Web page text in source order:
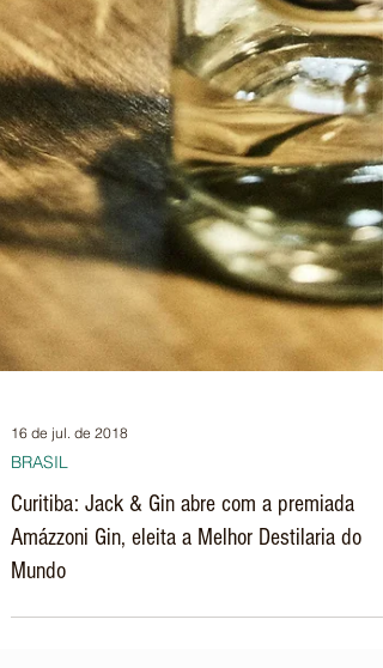
16 de jul. de 2018
BRASIL
Curitiba: Jack & Gin abre com a premiada
Amázzoni Gin, eleita a Melhor Destilaria do